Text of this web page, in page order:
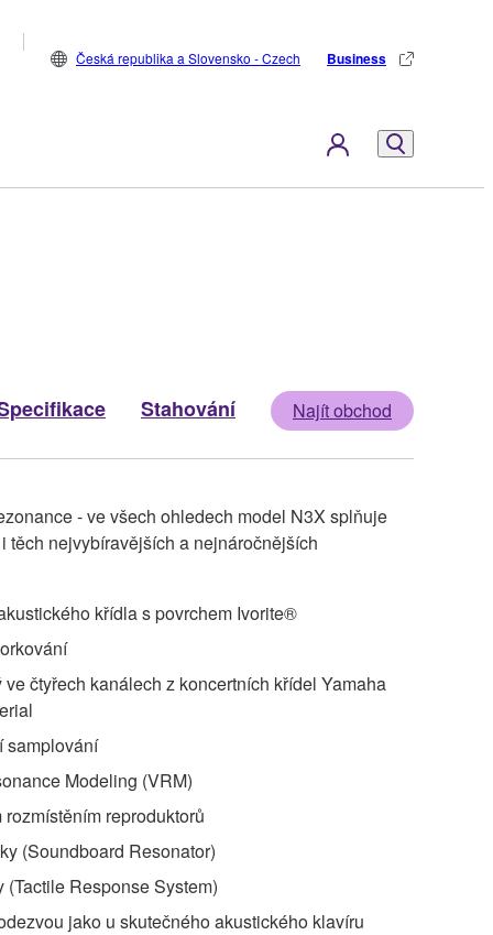
Česká republika a Slovensko - Czech Business
Stahování Najít obchod
- ve všech ohledech model N3X splňuje
těch nejvybíravějších a nejnáročnějších
křídla s povrchem Ivorite®
čtyřech kanálech z koncertních křídel Yamaha
samplování
Modeling (VRM)
reproduktorů
(Soundboard Resonator)
Response System)
jako u skutečného akustického klavíru